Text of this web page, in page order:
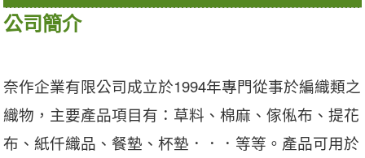
公司簡介
奈作企業有限公司成立於1994年專門從事於編織類之
織物，主要產品項目有：草料、棉麻、傢俬布、提花
布、紙仟織品、餐墊、杯墊．．．等等。產品可用於